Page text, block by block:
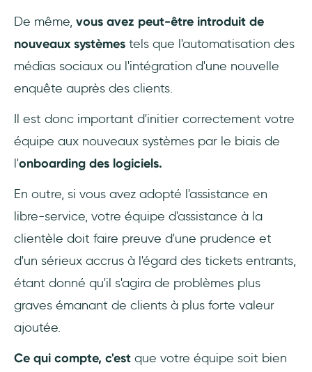
De même, vous avez peut-être introduit de
nouveaux systèmes tels que l'automatisation des
médias sociaux ou l'intégration d'une nouvelle
enquête auprès des clients.
Il est donc important d'initier correctement votre
équipe aux nouveaux systèmes par le biais de
l'onboarding des logiciels.
En outre, si vous avez adopté l'assistance en
libre-service, votre équipe d'assistance à la
clientèle doit faire preuve d'une prudence et
d'un sérieux accrus à l'égard des tickets entrants,
étant donné qu'il s'agira de problèmes plus
graves émanant de clients à plus forte valeur
ajoutée.
Ce qui compte, c'est que votre équipe soit bien